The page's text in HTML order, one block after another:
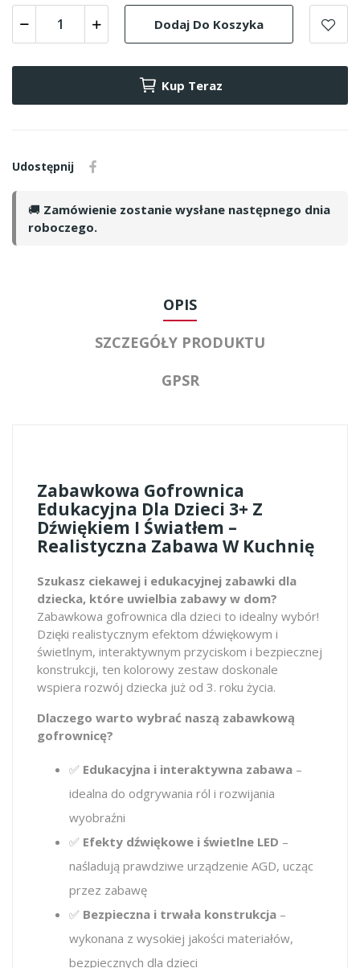
Dodaj Do Koszyka
Kup Teraz
Udostępnij
🚚 Zamówienie zostanie wysłane następnego dnia
roboczego.
OPIS
SZCZEGÓŁY PRODUKTU
GPSR
Zabawkowa Gofrownica
Edukacyjna Dla Dzieci 3+ Z
Dźwiękiem I Światłem –
Realistyczna Zabawa W Kuchnię
Szukasz ciekawej i edukacyjnej zabawki dla
dziecka, które uwielbia zabawy w dom?
Zabawkowa gofrownica dla dzieci to idealny wybór!
Dzięki realistycznym efektom dźwiękowym i
świetlnym, interaktywnym przyciskom i bezpiecznej
konstrukcji, ten kolorowy zestaw doskonale
wspiera rozwój dziecka już od 3. roku życia.
Dlaczego warto wybrać naszą zabawkową
gofrownicę?
✅ Edukacyjna i interaktywna zabawa –
idealna do odgrywania ról i rozwijania
wyobraźni
✅ Efekty dźwiękowe i świetlne LED –
naśladują prawdziwe urządzenie AGD, ucząc
przez zabawę
✅ Bezpieczna i trwała konstrukcja –
wykonana z wysokiej jakości materiałów,
bezpiecznych dla dzieci